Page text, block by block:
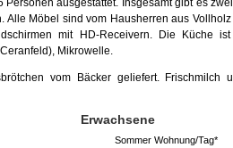
Personen ausgestattet. Insgesamt gibt es
Alle Möbel sind vom Hausherren aus
mit HD-Receivern. Die Küche
Mikrowelle.
vom Bäcker geliefert.
Erwachsene
Sommer Wohnung/Tag*